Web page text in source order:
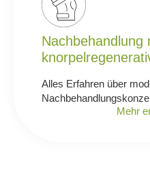
Nachbehandlung
Alles Erfahren über
Mehr